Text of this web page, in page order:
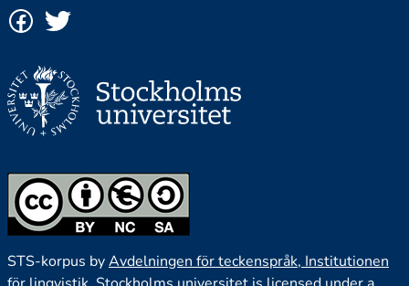
STS-korpus byAvdelningen för teckenspråk, Institutionen